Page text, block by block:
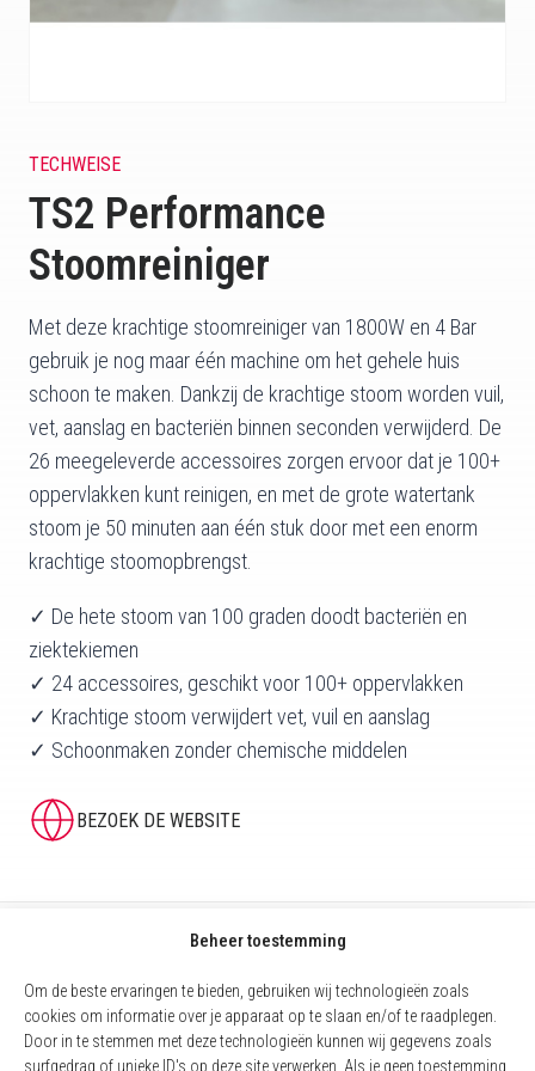
Beheer toestemming
Om de beste ervaringen te bieden, gebruiken wij technologieën zoals
cookies om informatie over je apparaat op te slaan en/of te raadplegen.
Door in te stemmen met deze technologieën kunnen wij gegevens zoals
surfgedrag of unieke ID's op deze site verwerken. Als je geen toestemming
TECHWEISE
TS2 Performance
Stoomreiniger
Met deze krachtige stoomreiniger van 1800W en 4 Bar
gebruik je nog maar één machine om het gehele huis
schoon te maken. Dankzij de krachtige stoom worden vuil,
vet, aanslag en bacteriën binnen seconden verwijderd. De
26 meegeleverde accessoires zorgen ervoor dat je 100+
oppervlakken kunt reinigen, en met de grote watertank
stoom je 50 minuten aan één stuk door met een enorm
krachtige stoomopbrengst.
✓ De hete stoom van 100 graden doodt bacteriën en
ziektekiemen
✓ 24 accessoires, geschikt voor 100+ oppervlakken
✓ Krachtige stoom verwijdert vet, vuil en aanslag
✓ Schoonmaken zonder chemische middelen
BEZOEK DE WEBSITE